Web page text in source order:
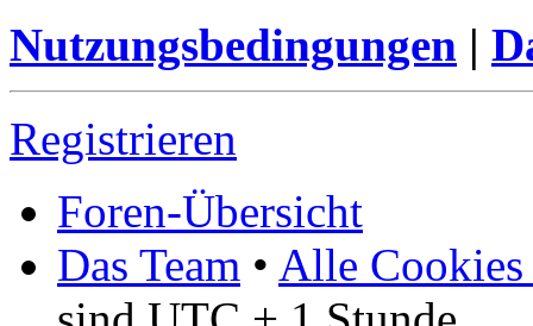
Nutzungsbedingungen |
Registrieren
Foren-Übersicht
Das Team • Alle Cookies